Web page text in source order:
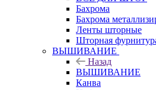
Бахрома
Бахрома
Ленты шторные
Шторная
ВЫШИВАНИЕ
Назад
ВЫШИВАНИЕ
Канва